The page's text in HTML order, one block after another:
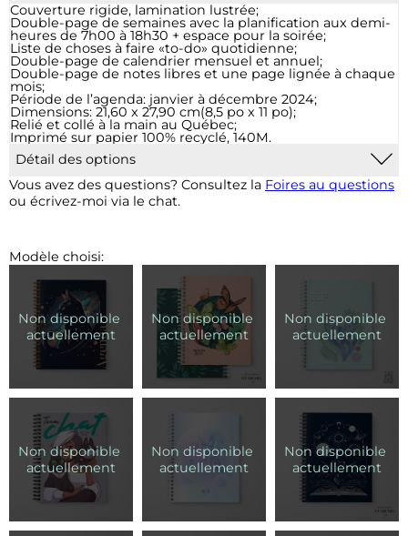
Couverture rigide, lamination lustrée;
Double-page de semaines avec la planification aux demi-
heures de 7h00 à 18h30 + espace pour la soirée;
Liste de choses à faire «to-do» quotidienne;
Double-page de calendrier mensuel et annuel;
Double-page de notes libres et une page lignée à chaque
mois;
Période de l’agenda: janvier à décembre 2024;
Dimensions: 21,60 x 27,90 cm(8,5 po x 11 po);
Relié et collé à la main au Québec;
Imprimé sur papier 100% recyclé, 140M.
Détail des options
Pochette plastique :Pour 2$, ajout d'une pochette de
vinyle transparent à la fin de votre agenda qui vous
permet d’insérer des documents supplémentaires.
Marque-page aimanté :
blanc, noir ou turquoise, en fonction de votre modèle de
couverture. Si vous avez une préférence, vous pouvez
l’indiquer à la case commentaire à la page d’informations
d’expédition.
Marque-page tressé : Un signet cousu à la reliure sera
ajouté. Les couleurs et accessoires du signet seront
adaptés en fonction du modèle.
Couverture :Pour 3$, il est possible d'ajouter une phrase,
une citation, votre nom et d'autres informations.
Personnalisation d'entreprise: le logo de votre entreprise
sera ajouté et les couleurs pourraient être adaptées à
votre image. Si vous choisissez cette option, je vous
contacterai suite à votre achat. Pour une couverture
entièrement personnalisée, contactez-moi à
agenda@chloedionne.com pour une soumission.
Personnalisation Intérieur :Pour 10$, il est possible de
modifier les heures, changer des pages de note libre en
page ligné, modifier les options en bas de pages
hebdomadaires, etc. Personnalisation d'entreprise: vous
pouvez faire ajouter votre logo en filigrane sur les pages
Vous avez des questions? Consultez la Foires au questions
ou écrivez-moi via le chat.
Modèle choisi: